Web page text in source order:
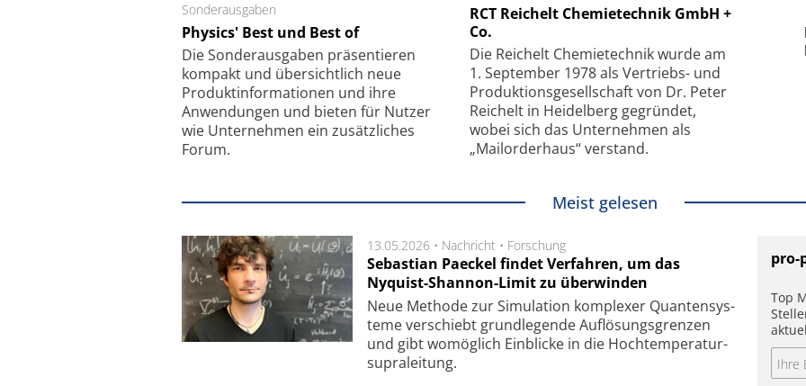
Sonderausgaben
Physics' Best und Best of
Die Sonder­ausgaben präsentieren
kompakt und übersichtlich neue
Produkt­informationen und ihre
Anwendungen und bieten für Nutzer
wie Unternehmen ein zusätzliches
Forum.
RCT Reichelt Chemietechnik GmbH +
Co.
Die Reichelt Chemietechnik wurde am
1. September 1978 als Vertriebs- und
Produktionsgesellschaft von Dr. Peter
Reichelt in Heidelberg gegründet,
wobei sich das Unternehmen als
„Mailorderhaus“ verstand.
Faserkoppler mit Super-
Feinfokussierungsmechanismus
SmarAct GmbH
kleinstem Raum
Meist gelesen
13.05.2026 • Nachricht • Forschung
Sebastian Paeckel findet Verfahren, um das
Nyquist-Shannon-Limit zu überwinden
Neue Methode zur Simu­la­tion kom­ple­xer Quan­ten­sys­
te­me ver­schiebt grund­le­gen­de Auf­lösungs­gren­zen
und gibt wo­mög­lich Ein­blicke in die Hoch­tempe­ra­tur­
supra­lei­tung.
pro-
Top